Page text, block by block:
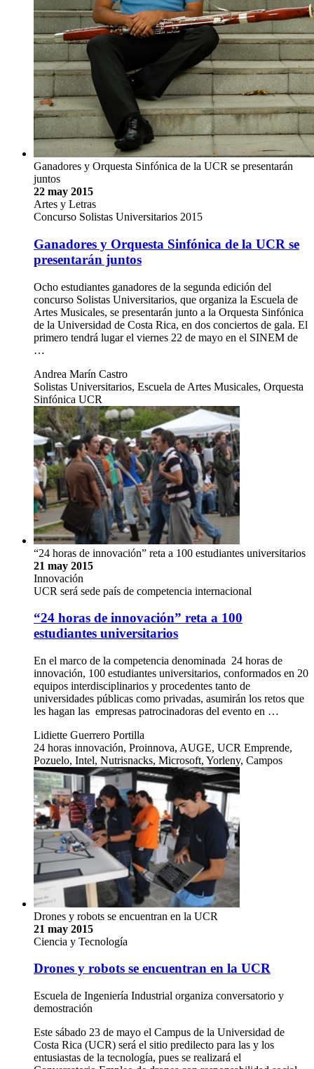
Ganadores y Orquesta Sinfónica de la UCR se presentarán
juntos
22 may 2015
Artes y Letras
Concurso Solistas Universitarios 2015
Ganadores y Orquesta Sinfónica de la UCR se
presentarán juntos
Ocho estudiantes ganadores de la segunda edición del
concurso Solistas Universitarios, que organiza la Escuela de
Artes Musicales, se presentarán junto a la Orquesta Sinfónica
de la Universidad de Costa Rica, en dos conciertos de gala. El
primero tendrá lugar el viernes 22 de mayo en el SINEM de
…
Andrea Marín Castro
Solistas Universitarios, Escuela de Artes Musicales, Orquesta
Sinfónica UCR
“24 horas de innovación” reta a 100 estudiantes universitarios
21 may 2015
Innovación
UCR será sede país de competencia internacional
“24 horas de innovación” reta a 100
estudiantes universitarios
En el marco de la competencia denominada 24 horas de
innovación, 100 estudiantes universitarios, conformados en 20
equipos interdisciplinarios y procedentes tanto de
universidades públicas como privadas, asumirán los retos que
les hagan las empresas patrocinadoras del evento en …
Lidiette Guerrero Portilla
24 horas innovación, Proinnova, AUGE, UCR Emprende,
Pozuelo, Intel, Nutrisnacks, Microsoft, Yorleny, Campos
Drones y robots se encuentran en la UCR
21 may 2015
Ciencia y Tecnología
Drones y robots se encuentran en la UCR
Escuela de Ingeniería Industrial organiza conversatorio y
demostración
Este sábado 23 de mayo el Campus de la Universidad de
Costa Rica (UCR) será el sitio predilecto para las y los
entusiastas de la tecnología, pues se realizará el